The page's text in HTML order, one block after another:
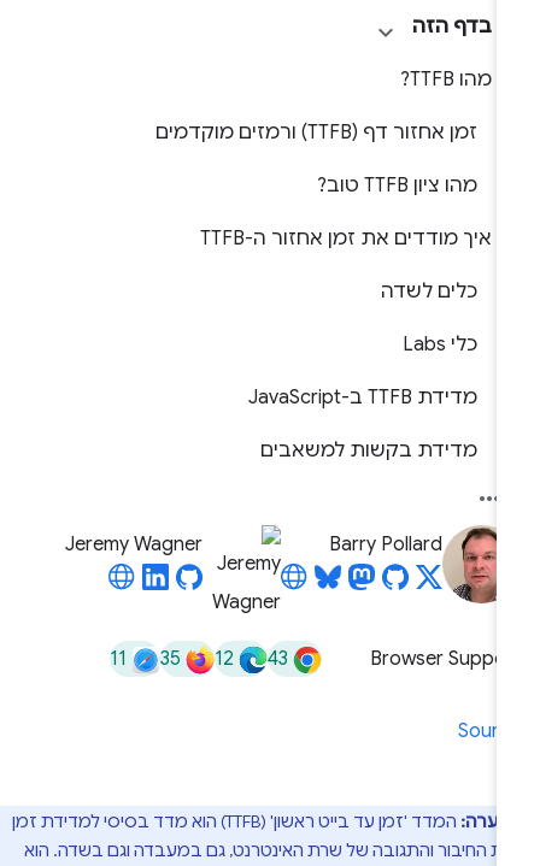
בדף הזה
מהו TTFB?
זמן אחזור דף (TTFB) ורמזים מוקדמים
מהו ציון TTFB טוב?
איך מודדים את זמן אחזור ה-TTFB
כלים לשדה
כלי Labs
מדידת TTFB ב-JavaScript
מדידת בקשות למשאבים
Barry Pollard
Jeremy Wagner
Browser
43
12
35
11
הערה:
המדד 'זמן עד בייט ראשון' (TTFB) הוא מדד בסיסי למדידת זמן
החיבור והתגובה של שרת האינטרנט, גם במעבדה וגם בשדה. הוא